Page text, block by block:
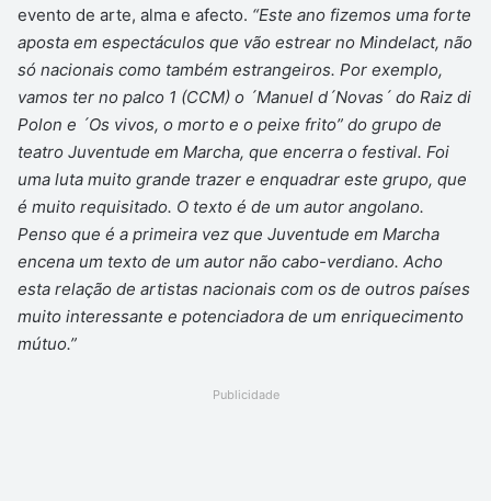
evento de arte, alma e afecto. “Este ano fizemos uma forte
aposta em espectáculos que vão estrear no Mindelact, não
só nacionais como também estrangeiros. Por exemplo,
vamos ter no palco 1 (CCM) o ´Manuel d´Novas´ do Raiz di
Polon e ´Os vivos, o morto e o peixe frito” do grupo de
teatro Juventude em Marcha, que encerra o festival. Foi
uma luta muito grande trazer e enquadrar este grupo, que
é muito requisitado. O texto é de um autor angolano.
Penso que é a primeira vez que Juventude em Marcha
encena um texto de um autor não cabo-verdiano. Acho
esta relação de artistas nacionais com os de outros países
muito interessante e potenciadora de um enriquecimento
mútuo.”
Publicidade